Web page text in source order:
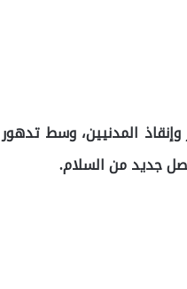
المدنيين، وسط تدهور
جديد من السلام.